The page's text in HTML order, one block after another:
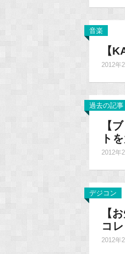
音楽
【
2012年
過去の記事
【
ト
2012年
デジコン
【
コ
2012年